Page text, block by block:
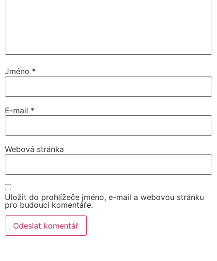
Jméno *
E-mail *
Webová stránka
Uložit do prohlížeče jméno, e-mail a webovou stránku
pro budoucí komentáře.